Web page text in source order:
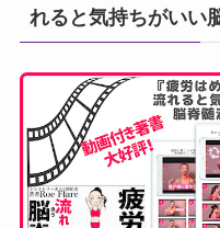
れると気持ちがいい